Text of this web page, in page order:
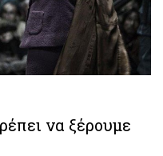
να ξέρουμε